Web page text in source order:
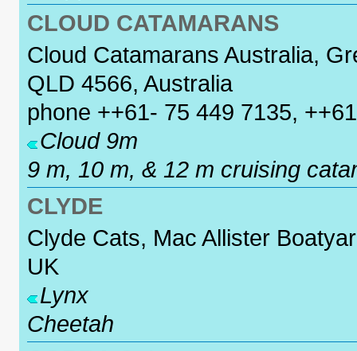
CLOUD CATAMARANS
Cloud Catamarans Australia,
QLD 4566, Australia
phone ++61- 75 449 7135,
Cloud 9m
9 m, 10 m, & 12 m cruising
CLYDE
Clyde Cats, Mac Allister
UK
Lynx
Cheetah